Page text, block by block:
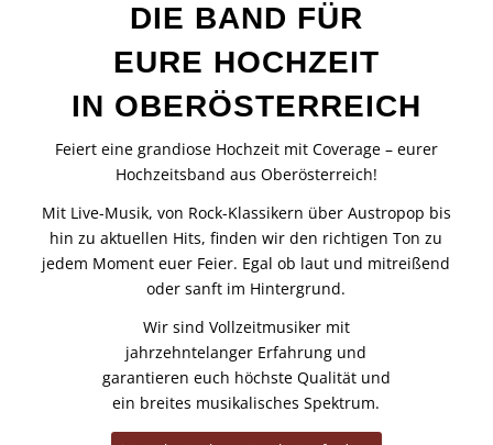
DIE BAND FÜR
EURE HOCHZEIT
IN OBERÖSTERREICH
Feiert eine grandiose Hochzeit mit Coverage – eurer
Hochzeitsband aus Oberösterreich!
Mit Live-Musik, von Rock-Klassikern über Austropop bis
hin zu aktuellen Hits, finden wir den richtigen Ton zu
jedem Moment euer Feier. Egal ob laut und mitreißend
oder sanft im Hintergrund.
Wir sind Vollzeitmusiker mit
jahrzehntelanger Erfahrung und
garantieren euch höchste Qualität und
ein breites musikalisches Spektrum.